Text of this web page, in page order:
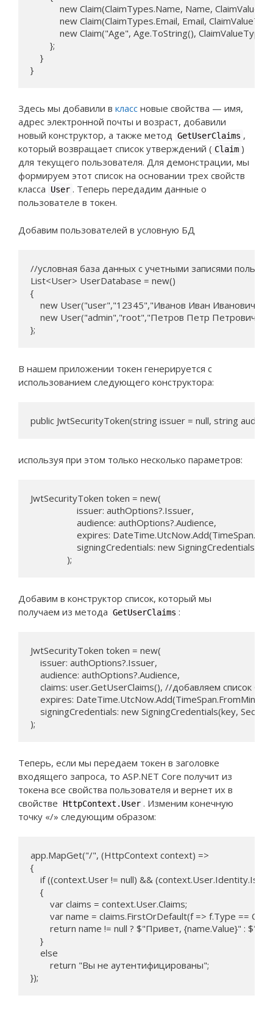
new Claim(ClaimTypes.Name, Name,
new Claim(ClaimTypes.Email, Email,
new Claim("Age", Age.ToString(),
        };
    }
}
Здесь мы добавили в класс новые свойства — имя,
адрес электронной почты и возраст, добавили
новый конструктор, а также метод GetUserClaims ,
который возвращает список утверждений ( Claim )
для текущего пользователя. Для демонстрации, мы
формируем этот список на основании трех свойств
класса
User . Теперь передадим данные о
пользователе в токен.
Добавим пользователей в условную БД
//условная база данных с учетными записями
List<User> UserDatabase = new()
{
new User("user","12345","Иванов Иван Иванович",
new User("admin","root","Петров Петр Петрович",
};
В нашем приложении токен генерируется с
использованием следующего конструктора:
public JwtSecurityToken(string issuer = null, string
используя при этом только несколько параметров:
JwtSecurityToken token = new(
                   issuer: authOptions?.Issuer,
                   audience: authOptions?.Audience,
expires:
signingCredentials: new
               );
Добавим в конструктор список, который мы
получаем из метода GetUserClaims :
JwtSecurityToken token = new(
    issuer: authOptions?.Issuer,
    audience: authOptions?.Audience,
claims: user.GetUserClaims(), //добавляем список
expires:
signingCredentials: new SigningCredentials(key,
);
Теперь, если мы передаем токен в заголовке
входящего запроса, то ASP.NET Core получит из
токена все свойства пользователя и вернет их в
свойстве
HttpContext.User . Изменим конечную
точку «/» следующим образом:
app.MapGet("/", (HttpContext context) =>
{
if ((context.User != null) &&
    {
        var claims = context.User.Claims;
var name = claims.FirstOrDefault(f => f.Type ==
return name != null ? $"Привет, {name.Value}" :
    }
    else
        return "Вы не аутентифицированы";
});